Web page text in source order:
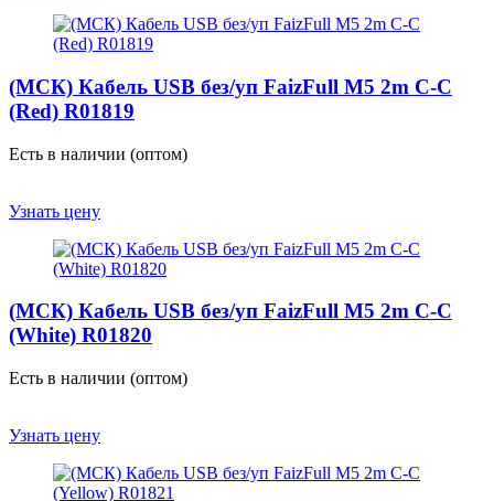
(МСК) Кабель USB без/уп FaizFull M5 2m C-C
(Red) R01819
Есть в наличии (оптом)
Узнать цену
(МСК) Кабель USB без/уп FaizFull M5 2m C-C
(White) R01820
Есть в наличии (оптом)
Узнать цену